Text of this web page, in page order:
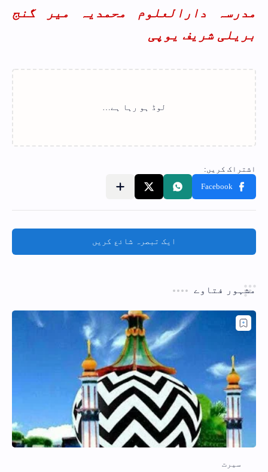
مدرسہ دارالعلوم محمدیہ میر گنج
بریلی شریف یوپی
ایک تبصرہ شائع کریں
مشہور فتاوے